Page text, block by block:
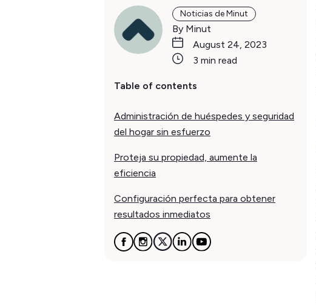
Noticias de Minut
By Minut
August 24, 2023
3 min read
Table of contents
Administración de huéspedes y seguridad
del hogar sin esfuerzo
Proteja su propiedad, aumente la
eficiencia
Configuración perfecta para obtener
resultados inmediatos